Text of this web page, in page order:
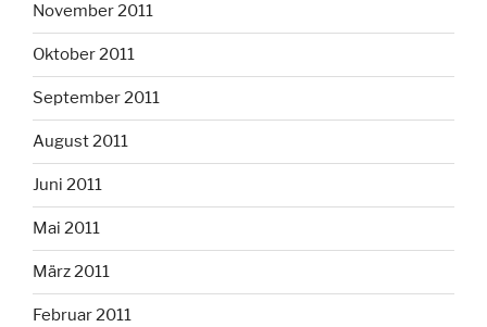
November 2011
Oktober 2011
September 2011
August 2011
Juni 2011
Mai 2011
März 2011
Februar 2011